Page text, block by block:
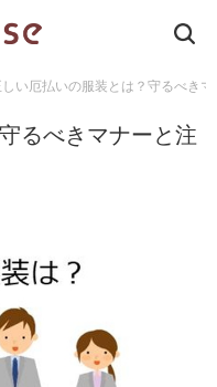
しい厄払いの服装とは？守るべき
るべきマナーと注